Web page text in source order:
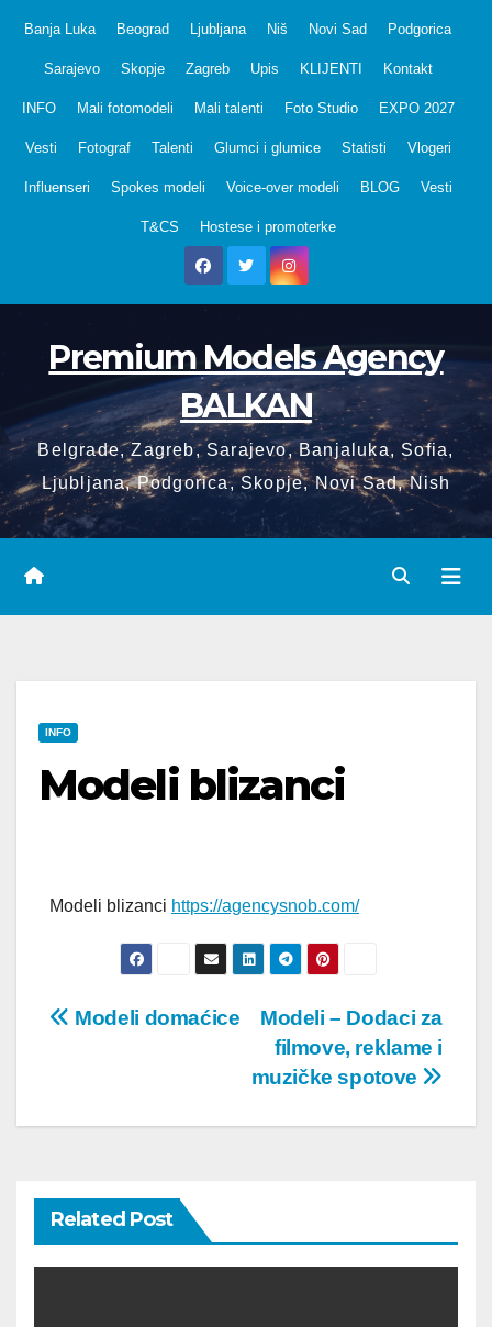
Banja Luka Beograd Ljubljana Niš Novi Sad Podgorica
Sarajevo Skopje Zagreb Upis KLIJENTI Kontakt
INFO Mali fotomodeli Mali talenti Foto Studio EXPO 2027
Vesti Fotograf Talenti Glumci i glumice Statisti Vlogeri
Influenseri Spokes modeli Voice-over modeli BLOG Vesti
T&CS Hostese i promoterke
Premium Models Agency
BALKAN
Belgrade, Zagreb, Sarajevo, Banjaluka, Sofia,
Ljubljana, Podgorica, Skopje, Novi Sad, Nish
INFO
Modeli blizanci
Modeli blizanci https://agencysnob.com/
Post
Modeli – Dodaci za
filmove, reklame i
muzičke spotove
Modeli domaćice
Related Post